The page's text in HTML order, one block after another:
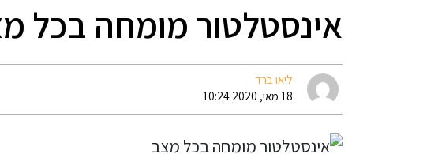
אינסטלטור מומחה בכל
ליאו ברד
18 מאי, 2020 10:24